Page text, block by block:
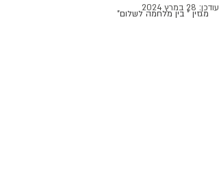
מגזין " בין מלחמה לשלום"
עודכן: 28 במרץ 2024